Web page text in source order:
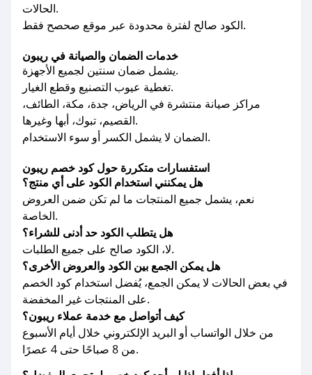
الحالات.
الكود صالح لفترة محدودة عبر موقع صحصح فقط.
خدمات الضمان والصيانة في ريبون
يشمل ضمان سنتين لجميع الأجهزة.
تغطية عيوب التصنيع وقطع الغيار.
مراكز صيانة منتشرة في الرياض، جدة، مكة، الطائف،
القصيم، تبوك، أبها وغيرها.
الضمان لا يشمل الكسر أو سوء الاستخدام.
استفسارات متكررة حول كود خصم ريبون
هل يمكنني استخدام الكود على أي منتج؟
نعم، يشمل جميع المنتجات ما لم تكن ضمن العروض
الخاصة.
هل يتطلب الكود حد أدنى للشراء؟
لا، الكود صالح على جميع الطلبات.
هل يمكن الجمع بين الكود والعروض الأخرى؟
في بعض الحالات لا يمكن الجمع، يُفضل استخدام كود الخصم
على المنتجات غير المخفضة.
كيف أتواصل مع خدمة عملاء ريبون؟
من خلال الواتساب أو البريد الإلكتروني خلال أيام الأسبوع
من 8 صباحًا حتى 4 عصرًا.